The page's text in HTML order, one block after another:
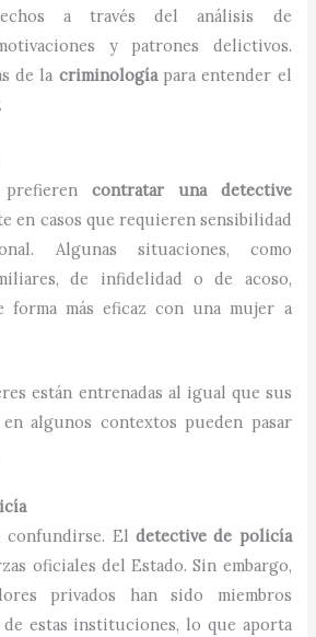
a través del análisis de
y patrones delictivos.
de la criminologíapara entender el
prefieren contratar una detective
en casos que requieren sensibilidad
Algunas situaciones, como
de infidelidad o de acoso,
forma más eficaz con una mujer a
están entrenadas al igual que sus
algunos contextos pueden pasar
confundirse. El detective de policía
oficiales del Estado. Sin embargo,
privados han sido miembros
estas instituciones, lo que aporta